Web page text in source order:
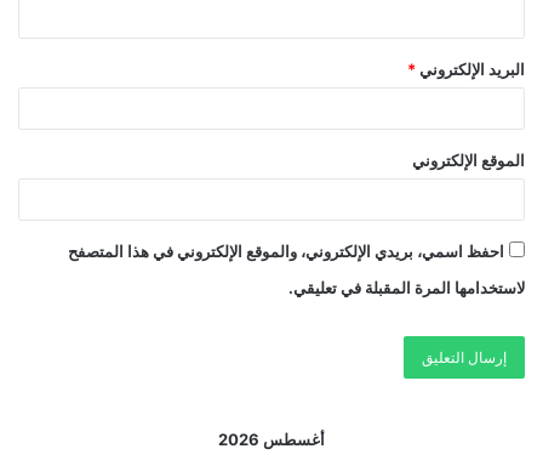
البريد الإلكتروني *
الموقع الإلكتروني
احفظ اسمي، بريدي الإلكتروني، والموقع الإلكتروني في هذا المتصفح
لاستخدامها المرة المقبلة في تعليقي.
أغسطس 2026